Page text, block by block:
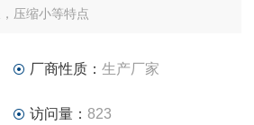
压缩小等特点
厂商性质： 生产厂家
访问量： 823